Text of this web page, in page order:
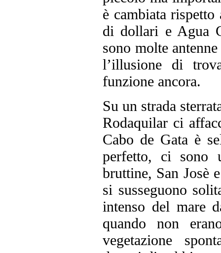
è cambiata
di dollari e Agua
sono molte
l’illusione di
funzione ancora.
Su un strada
Rodaquilar ci
Cabo de Gata è
perfetto, ci sono
bruttine, San Josè
si susseguono
intenso del mare
quando non
vegetazione